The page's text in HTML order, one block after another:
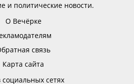
и политические новости.
О Вечёрке
связь
Карта сайта
сетях